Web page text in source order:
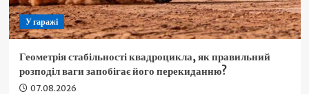
У гаражі
Геометрія стабільності квадроцикла, як правильний
розподіл ваги запобігає його перекиданню?
07.08.2026